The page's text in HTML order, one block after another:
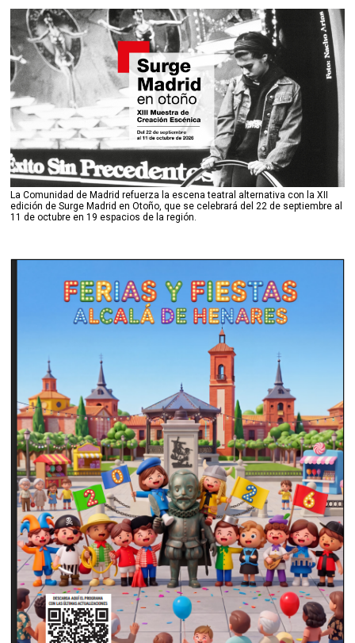
La Comunidad de Madrid refuerza la escena teatral alternativa con la XII
edición de Surge Madrid en Otoño, que se celebrará del 22 de septiembre al
11 de octubre en 19 espacios de la región.